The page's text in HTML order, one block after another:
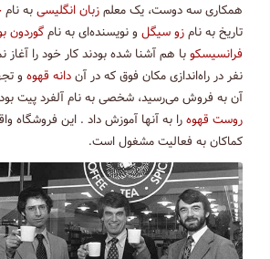
همکاری سه دوست، یک معلمزبان انگلیسیبه نام
تاریخ به نامزو سیگلو نویسنده‌ای به نامگوردون
فرانسیسکوبا هم آشنا شده بودند کار خود را آغاز
نفر در راه‌اندازی مکان فوق که در آندانه قهوهو
آن به فروش می‌رسید، شخصی به نام آلفرد پیت
روست قهوهرا به آنها آموزش داد . این فروشگاه
کماکان به فعالیت مشغول است.